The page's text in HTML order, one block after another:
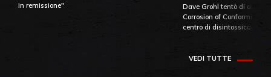
in remissione"
Dave Grohl tentò di
Corrosion of Conformity
centro di
VEDI TUTTE